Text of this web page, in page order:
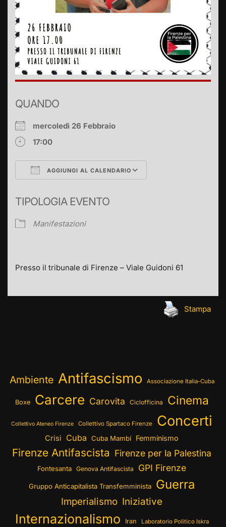
QUANDO
mercoledì 26 Febbraio
17:00
AGGIUNGI AL CALENDARIO
TIPOLOGIA EVENTO
Manifestazioni
Presso il tribunale di Firenze – Viale Guidoni 61
Stampa
Ambiente Antifascismo Associazione Italia-Cuba
Boxe Carcere Carovita Ciclofficina Cinema
Collettivo Ateneo Firenze Collettivo Spartaco Firenze Concerti
Crisi Cuba Cuba Mambí Femminismo
Firenze Antifascista Firenze per la Palestina
Fontesanta Genova Antifascista GPI Firenze
Gruppo Anticapitalista Transfemminista Guerra
Imperialismo Iniziative
Internazionalismo Iran Laboratorio Politico Iskra